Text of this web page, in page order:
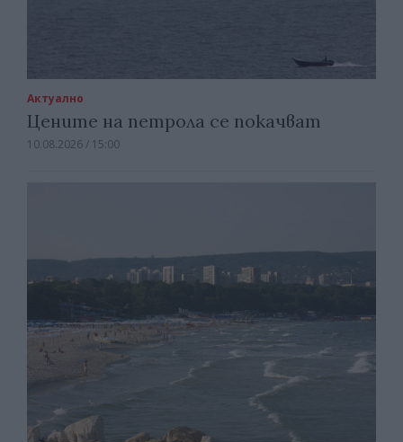
Актуално
Цените на петрола се покачват
10.08.2026 / 15:00